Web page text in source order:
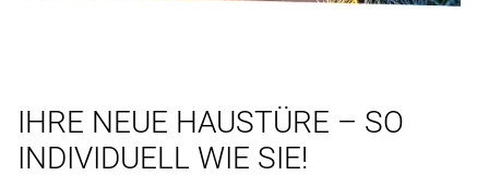
IHRE NEUE HAUSTÜRE – SO
INDIVIDUELL WIE SIE!